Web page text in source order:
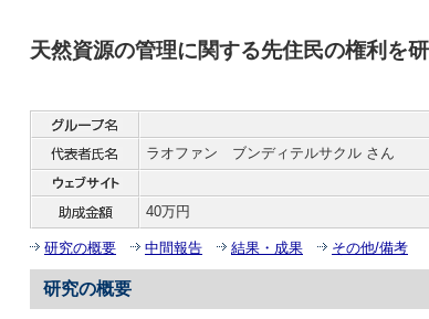
天然資源の管理に関する先住民の権利を
ラオファン ブンディテルサクル さん
40万円
研究の概要 中間報告 結果・成果 その他/備考
研究の概要